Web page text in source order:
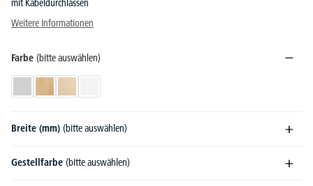
mit Kabeldurchlässen
Weitere Informationen
Farbe (bitte auswählen)
Breite (mm) (bitte auswählen)
Gestellfarbe (bitte auswählen)